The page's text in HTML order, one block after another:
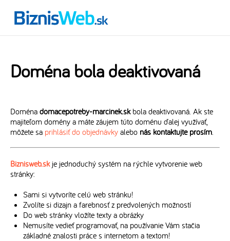
Doména bola deaktivovaná
Doména domacepotreby-marcinek.skbola deaktivovaná. Ak ste
majiteľom domény a máte záujem túto doménu ďalej využívať,
môžete sa prihlásiť do objednávky alebo nás kontaktujte prosím.
Biznisweb.skje jednoduchý systém na rýchle vytvorenie web
stránky:
Sami si vytvoríte celú web stránku!
Zvolíte si dizajn a farebnosť z predvolených možností
Do web stránky vložíte texty a obrázky
Nemusíte vedieť programovať, na používanie Vám stačia
základné znalosti práce s internetom a textom!